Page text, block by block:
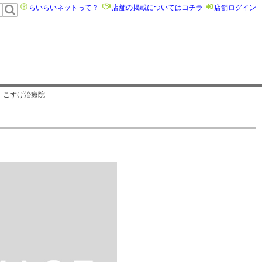
らいらいネットって？ 店舗の掲載についてはコチラ 店舗ログイン
こすげ治療院